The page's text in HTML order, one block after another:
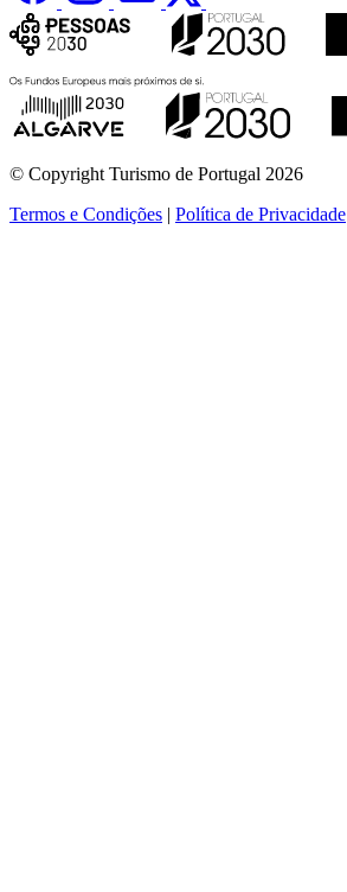
© Copyright Turismo de Portugal 2026
Termos e Condições | Política de Privacidade